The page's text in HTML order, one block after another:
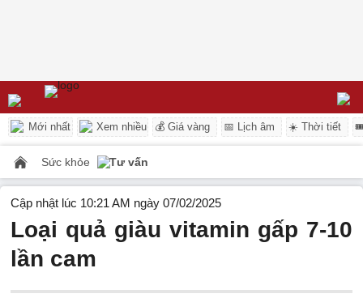
Mới nhất Xem nhiều 💰 Giá vàng 📅 Lịch âm ☀️ Thời tiết
Sức khỏe Tư vấn
Cập nhật lúc 10:21 AM ngày 07/02/2025
Loại quả giàu vitamin gấp 7-10
lần cam